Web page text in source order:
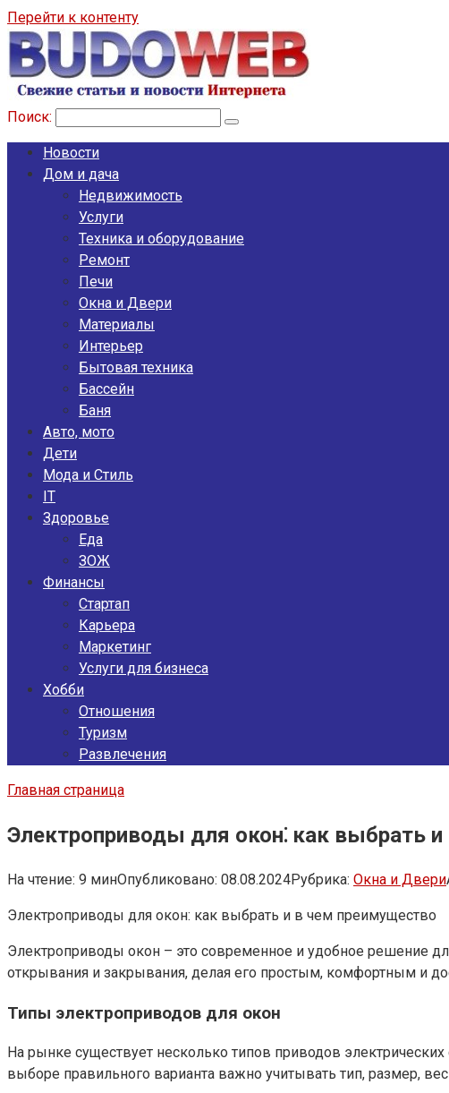
Перейти к контенту
Поиск:
Новости
Дом и дача
Недвижимость
Услуги
Техника и оборудование
Ремонт
Печи
Окна и Двери
Материалы
Интерьер
Бытовая техника
Бассейн
Баня
Авто, мото
Дети
Мода и Стиль
IT
Здоровье
Еда
ЗОЖ
Финансы
Стартап
Карьера
Маркетинг
Услуги для бизнеса
Хобби
Отношения
Туризм
Развлечения
Главная страница
Электроприводы для окон⁚ как выбрать
На чтение: 9 минОпубликовано: 08.08.2024Рубрика: Окна и Двери
Электроприводы для окон: как выбрать и в чем преимущество
Электроприводы окон – это современное и удобное решение
открывания и закрывания, делая его простым, комфортным и
Типы электроприводов для окон
На рынке существует несколько типов приводов
выборе правильного варианта важно учитывать тип, размер,